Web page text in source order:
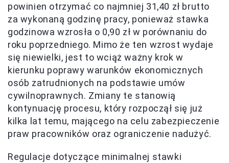
powinien otrzymać co najmniej 31,40 zł brutto
za wykonaną godzinę pracy, ponieważ stawka
godzinowa wzrosła o 0,90 zł w porównaniu do
roku poprzedniego. Mimo że ten wzrost wydaje
się niewielki, jest to wciąż ważny krok w
kierunku poprawy warunków ekonomicznych
osób zatrudnionych na podstawie umów
cywilnoprawnych. Zmiany te stanowią
kontynuację procesu, który rozpoczął się już
kilka lat temu, mającego na celu zabezpieczenie
praw pracowników oraz ograniczenie nadużyć.
Regulacje dotyczące minimalnej stawki